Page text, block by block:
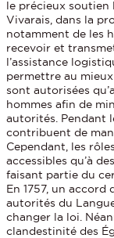
le précieux soutien
Vivarais, dans la
notamment de les
recevoir et
l’assistance
permettre au
sont autorisées
hommes afin de
autorités. Pendant
contribuent de
Cependant, les
accessibles qu’à
faisant partie du
En 1757, un
autorités du
changer la loi.
clandestinité des